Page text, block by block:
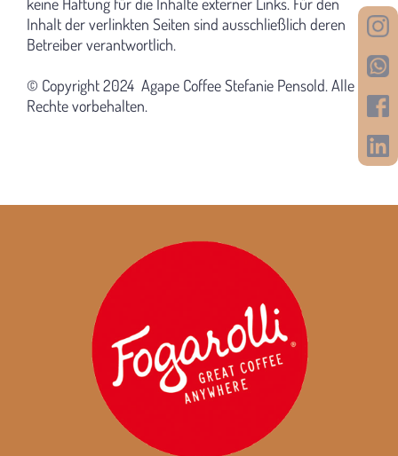
Inhalt der verlinkten Seiten sind ausschließlich deren
Betreiber verantwortlich.
© Copyright 2024 Agape Coffee Stefanie Pensold. Alle
Rechte vorbehalten.